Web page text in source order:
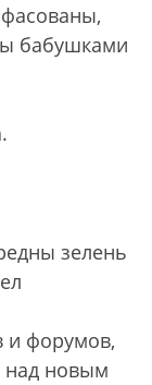
бабушками
зелень
и форумов,
над новым